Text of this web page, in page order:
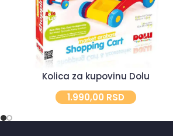
Kolica za kupovinu Dolu
1.990,00 RSD